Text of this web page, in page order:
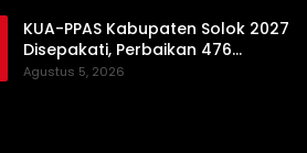
KUA-PPAS Kabupaten Solok 2027
Disepakati, Perbaikan 476
Kilometer Jalan Rusak Jadi
Agustus 5, 2026